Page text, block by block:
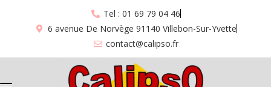
Tel : 01 69 79 04 46
6 avenue De Norvège 91140 Villebon-Sur-Yvette
contact@calipso.fr